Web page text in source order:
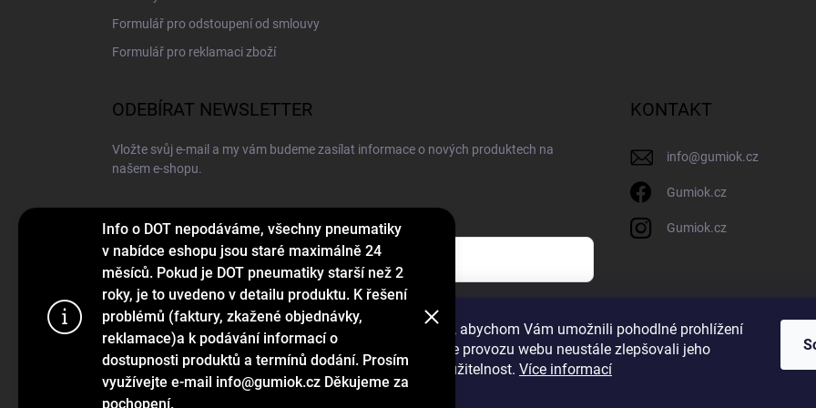
Používáme cookies, abychom Vám umožnili pohodlné prohlížení
webu a díky analýze provozu webu neustále zlepšovali jeho
funkce, výkon a použitelnost. Více informací
Info o DOT nepodáváme, všechny pneumatiky
v nabídce eshopu jsou staré maximálně 24
měsíců. Pokud je DOT pneumatiky starší než 2
roky, je to uvedeno v detailu produktu. K řešení
problémů (faktury, zkažené objednávky,
reklamace)a k podávání informací o
dostupnosti produktů a termínů dodání. Prosím
využívejte e-mail info@gumiok.cz Děkujeme za
pochopení.
Formulář pro odstoupení od smlouvy
Formulář pro reklamaci zboží
ODEBÍRAT NEWSLETTER
Vložte svůj e-mail a my vám budeme zasílat informace o nových produktech na
našem e-shopu.
E-MAIL
Vložením e-mailu souhlasíte s podmínkami ochrany osobních údajů
Přihlásit se
KONTAKT
info@gumiok.cz
Gumiok.cz
Gumiok.cz